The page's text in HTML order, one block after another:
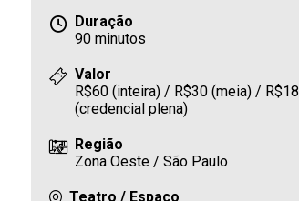
Duração
90 minutos
Valor
R$60 (inteira) / R$30 (meia) / R$18
(credencial plena)
Região
Zona Oeste / São Paulo
Teatro / Espaço